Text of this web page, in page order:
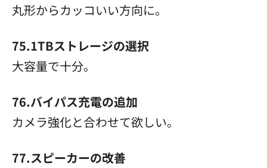
丸形からカッコいい方向に。
75.1TBストレージの選択
大容量で十分。
76.バイパス充電の追加
カメラ強化と合わせて欲しい。
77.スピーカーの改善